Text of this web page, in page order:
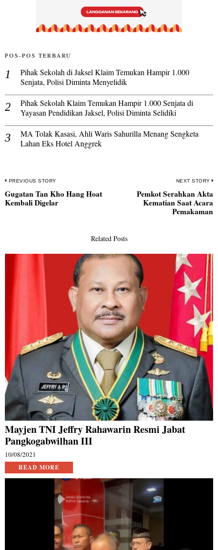
POS-POS TERBARU
Pihak Sekolah di Jaksel Klaim Temukan Hampir 1.000
Senjata, Polisi Diminta Menyelidik
Pihak Sekolah Klaim Temukan Hampir 1.000 Senjata di
Yayasan Pendidikan Jaksel, Polisi Diminta Selidiki
MA Tolak Kasasi, Ahli Waris Sahurilla Menang Sengketa
Lahan Eks Hotel Anggrek
Navigasi
pos
PREVIOUS STORY
Previous
post:
Gugatan Tan Kho Hang Hoat
Kembali Digelar
NEXT STORY
Pemkot Serahkan Akta
Kematian Saat Acara
Pemakaman
Related Posts
Mayjen TNI Jeffry Rahawarin Resmi Jabat
Pangkogabwilhan III
10/08/2021
READ MORE